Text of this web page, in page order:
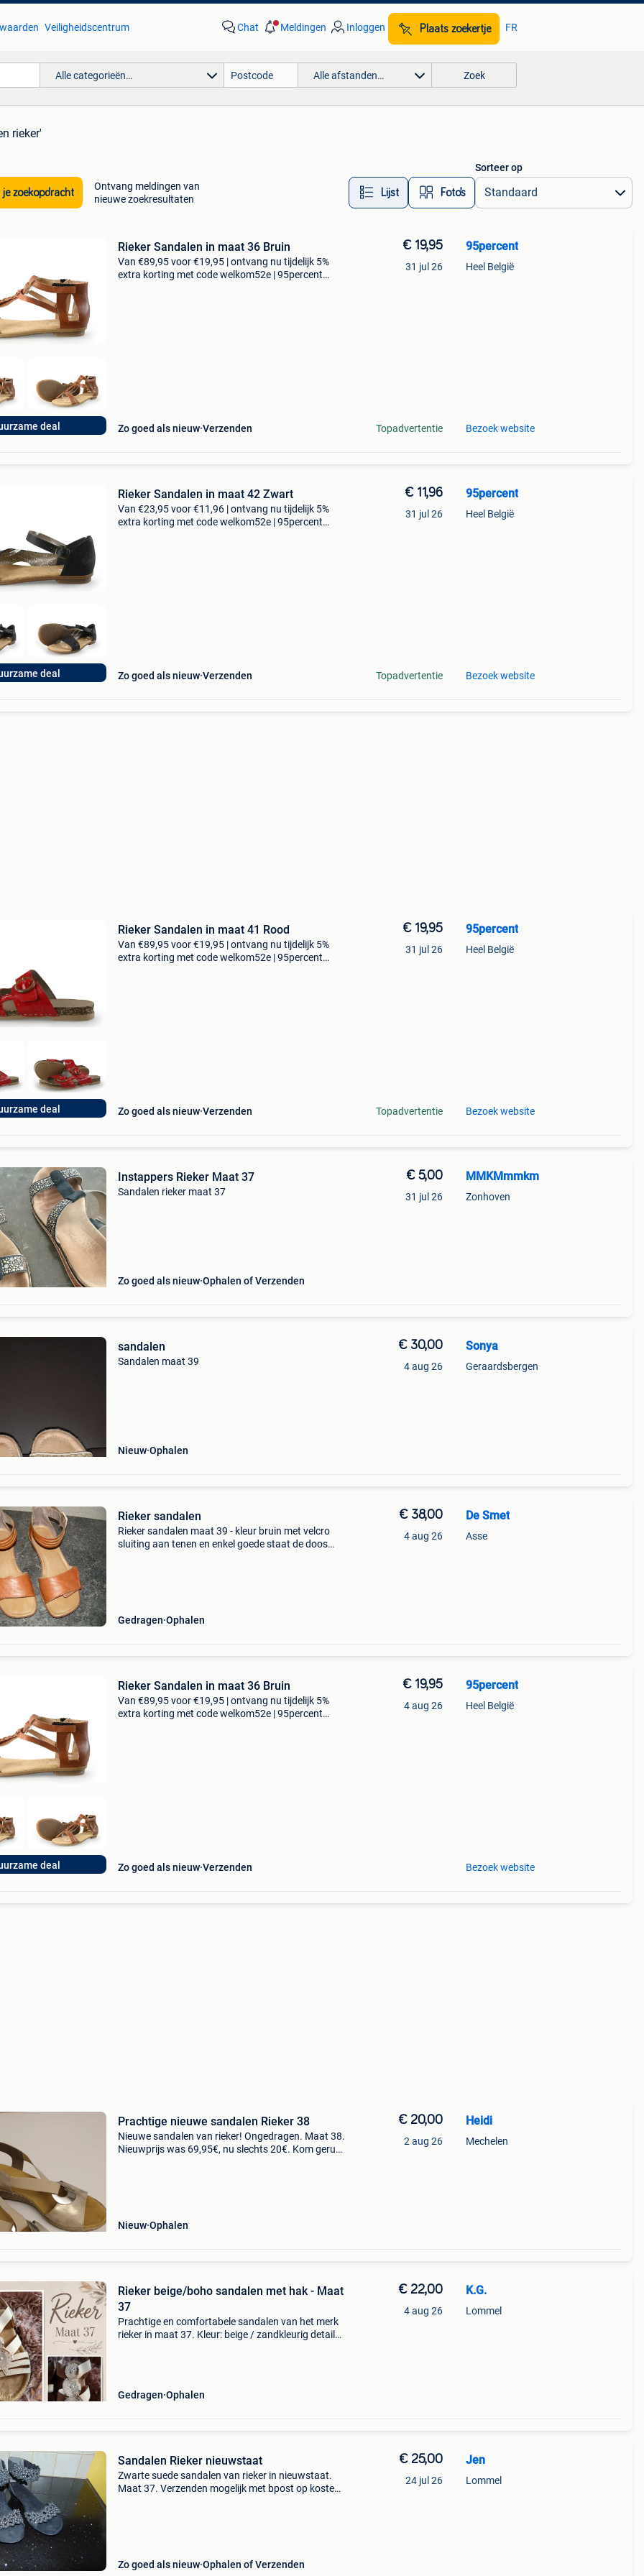
Veiligheidscentrum Chat Meldingen Inloggen Plaats zoekertje FR
Alle categorieën… Alle afstanden… Zoek
rieker'
je zoekopdracht
Ontvang meldingen van
nieuwe zoekresultaten
Lijst Foto’s
Sorteer op
deal
Rieker Sandalen in maat 36 Bruin
Van €89,95 voor €19,95 | ontvang nu tijdelijk 5%
extra korting met code welkom52e | 95percent
Zo goed als nieuw Verzenden
€ 19,95
31 jul 26
Topadvertentie
95percent
Heel België
Bezoek website
deal
Rieker Sandalen in maat 42 Zwart
Van €23,95 voor €11,96 | ontvang nu tijdelijk 5%
extra korting met code welkom52e | 95percent
Zo goed als nieuw Verzenden
€ 11,96
31 jul 26
Topadvertentie
95percent
Heel België
Bezoek website
deal
Rieker Sandalen in maat 41 Rood
Van €89,95 voor €19,95 | ontvang nu tijdelijk 5%
extra korting met code welkom52e | 95percent
Zo goed als nieuw Verzenden
€ 19,95
31 jul 26
Topadvertentie
95percent
Heel België
Bezoek website
Instappers Rieker Maat 37
Sandalen rieker maat 37
Zo goed als nieuw Ophalen of Verzenden
€ 5,00
31 jul 26
MMKMmmkm
Zonhoven
sandalen
Sandalen maat 39
Nieuw Ophalen
€ 30,00
4 aug 26
Sonya
Geraardsbergen
Rieker sandalen
Rieker sandalen maat 39 - kleur bruin met velcro
sluiting aan tenen en enkel goede staat de doos
Gedragen Ophalen
€ 38,00
4 aug 26
De Smet
Asse
deal
Rieker Sandalen in maat 36 Bruin
Van €89,95 voor €19,95 | ontvang nu tijdelijk 5%
extra korting met code welkom52e | 95percent
Zo goed als nieuw Verzenden
€ 19,95
4 aug 26
95percent
Heel België
Bezoek website
Prachtige nieuwe sandalen Rieker 38
Nieuwe sandalen van rieker! Ongedragen. Maat 38.
Nieuwprijs was 69,95€, nu slechts 20€. Kom gerust
Nieuw Ophalen
€ 20,00
2 aug 26
Heidi
Mechelen
​Rieker beige/boho sandalen met hak - Maat
37
Prachtige en comfortabele sandalen van het merk
rieker in maat 37. ​Kleur: beige / zandkleurig ​details:
Gedragen Ophalen
€ 22,00
4 aug 26
K.G.
Lommel
Sandalen Rieker nieuwstaat
Zwarte suede sandalen van rieker in nieuwstaat.
Maat 37. Verzenden mogelijk met bpost op kosten
Zo goed als nieuw Ophalen of Verzenden
€ 25,00
24 jul 26
Jen
Lommel